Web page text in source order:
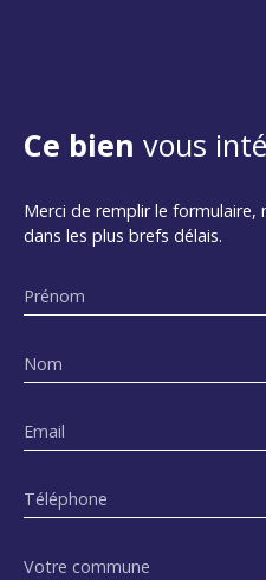
Ce bien vous
Merci de remplir le formulaire,
dans les plus brefs délais.
Prénom
Nom
Email
Téléphone
Votre commune